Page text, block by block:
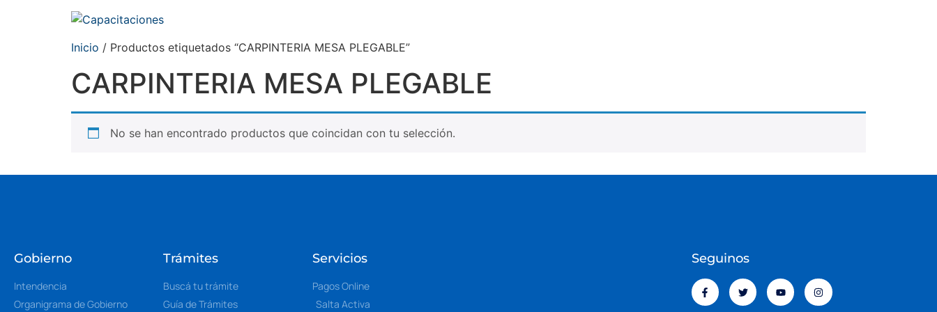
Inicio / Productos etiquetados “CARPINTERIA MESA PLEGABLE”
CARPINTERIA MESA PLEGABLE
No se han encontrado productos que coincidan con tu selección.
Gobierno
Intendencia
Organigrama de Gobierno
Trámites
Buscá tu trámite
Guía de Trámites
Servicios
Pagos Online
Salta Activa
Seguinos